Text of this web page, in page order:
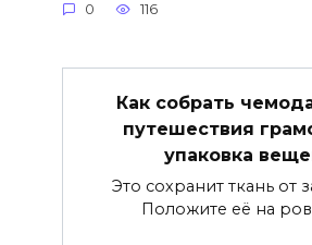
0 116
Как собрать
путешествия
упаковка
Это сохранит ткань от
Положите её на